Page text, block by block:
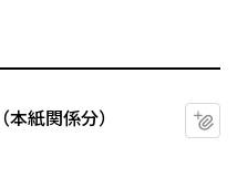
紙関係分）